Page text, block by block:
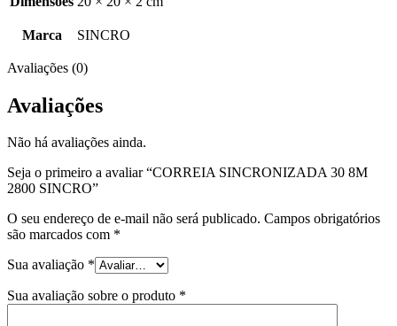
Marca SINCRO
Avaliações (0)
Avaliações
Não há avaliações ainda.
Seja o primeiro a avaliar “CORREIA SINCRONIZADA 30 8M
2800 SINCRO”
O seu endereço de e-mail não será publicado. Campos obrigatórios
são marcados com *
Sua avaliação *
Sua avaliação sobre o produto *